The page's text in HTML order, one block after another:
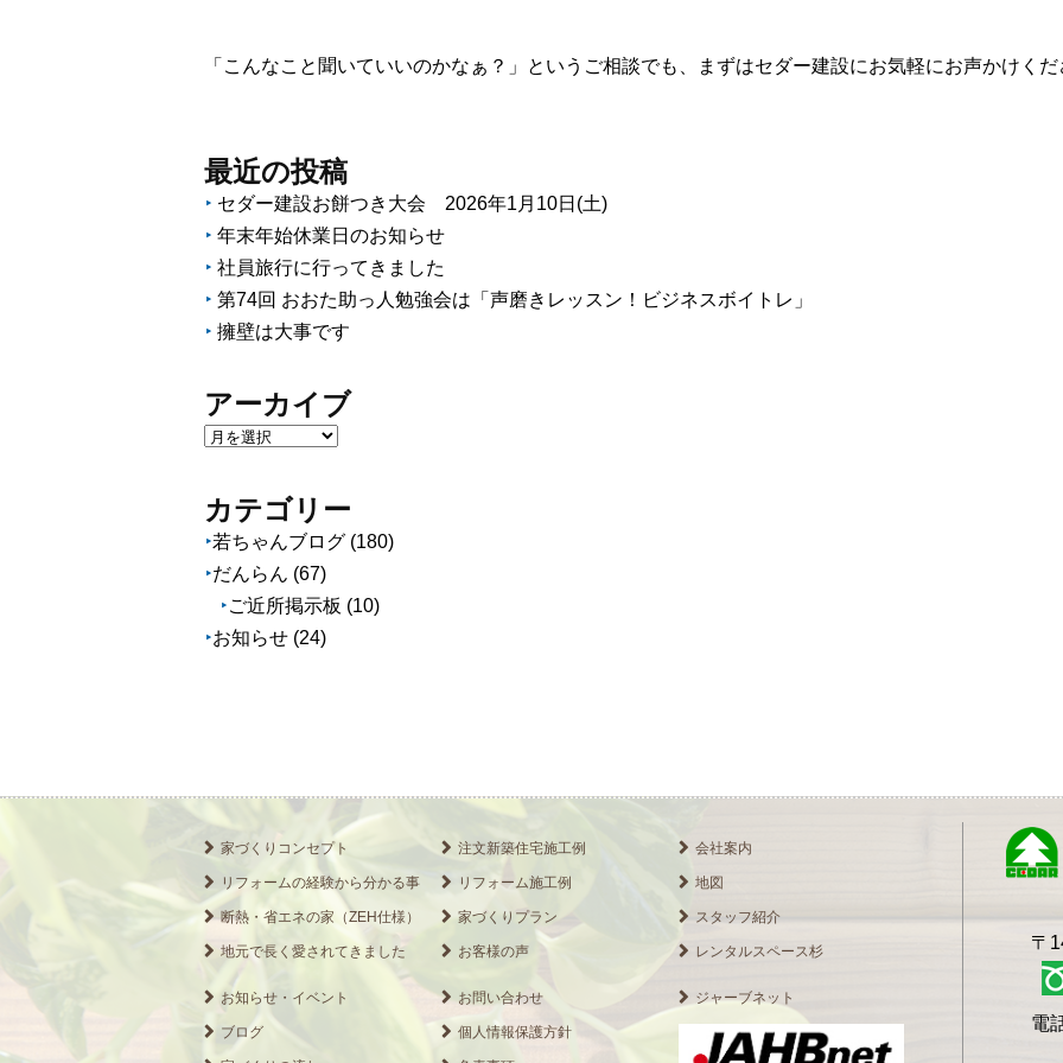
「こんなこと聞いていいのかなぁ？」というご相談でも、まずはセダー建設にお気軽にお声かけくだ
最近の投稿
セダー建設お餅つき大会 2026年1月10日(土)
年末年始休業日のお知らせ
社員旅行に行ってきました
第74回 おおた助っ人勉強会は「声磨きレッスン！ビジネスボイトレ」
擁壁は大事です
アーカイブ
ア
カ
イ
ブ
カテゴリー
若ちゃんブログ (180)
だんらん (67)
ご近所掲示板 (10)
お知らせ (24)
家づくりコンセプト
リフォームの経験から分かる事
断熱・省エネの家（ZEH仕様）
地元で長く愛されてきました
注文新築住宅施工例
リフォーム施工例
家づくりプラン
お客様の声
会社案内
地図
スタッフ紹介
レンタルスペース杉
お知らせ・イベント
ブログ
お問い合わせ
個人情報保護方針
ジャーブネット
〒
電